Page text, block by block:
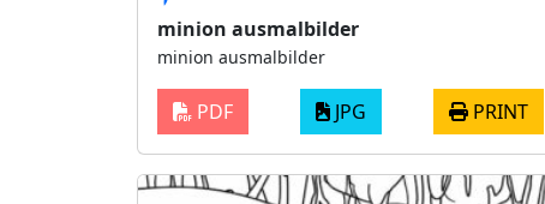
minion ausmalbilder
minion ausmalbilder
PDF JPG PRINT